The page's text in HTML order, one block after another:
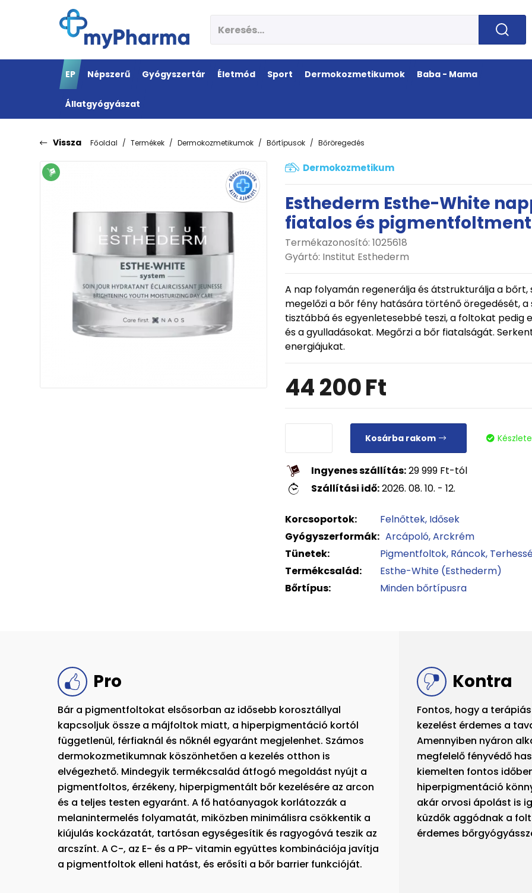
EP Népszerű Gyógyszertár Életmód Sport Dermokozmetikumok Baba - Mama
Állatgyógyászat
Vissza Főoldal Termékek Dermokozmetikumok Bőrtípusok Bőröregedés
Dermokozmetikum
Esthederm Esthe-White
fiatalos és
Termékazonosító: 1025618
Gyártó: Institut Esthederm
A nap folyamán regenerálja és átstrukturálja a
megelőzi a bőr fény hatására történő öregedését,
tisztábbá és egyenletesebbé teszi, a foltokat pedig
és a gyulladásokat. Megőrzi a bőr fiatalságát.
energiájukat.
44 200Ft
Kosárba rakom
Ingyenes szállítás:29 999 Ft-tól
Szállítási idő:2026. 08. 10. - 12.
Korcsoportok: Felnőttek Idősek
Gyógyszerformák: Arcápoló Arckrém
Tünetek:
Pigmentfoltok Ráncok
Termékcsalád:
Esthe-White (Esthederm)
Bőrtípus:
Minden bőrtípusra
Pro
Bár a pigmentfoltokat elsősorban az idősebb korosztállyal
kapcsoljuk össze a májfoltok miatt, a hiperpigmentáció kortól
függetlenül, férfiaknál és nőknél egyaránt megjelenhet. Számos
dermokozmetikumnak köszönhetően a kezelés otthon is
elvégezhető. Mindegyik termékcsalád átfogó megoldást nyújt a
pigmentfoltos, érzékeny, hiperpigmentált bőr kezelésére az arcon
és a teljes testen egyaránt. A fő hatóanyagok korlátozzák a
melanintermelés folyamatát, miközben minimálisra csökkentik a
kiújulás kockázatát, tartósan egységesítik és ragyogóvá teszik az
arcszínt. A C-, az E- és a PP- vitamin együttes kombinációja javítja
a pigmentfoltok elleni hatást, és erősíti a bőr barrier funkcióját.
Kontra
Fontos, hogy a
kezelést érdemes a
Amennyiben nyáron
megfelelő fényvédő
kiemelten fontos
hiperpigmentáció
akár orvosi ápolást is
küzdők aggódnak a
érdemes